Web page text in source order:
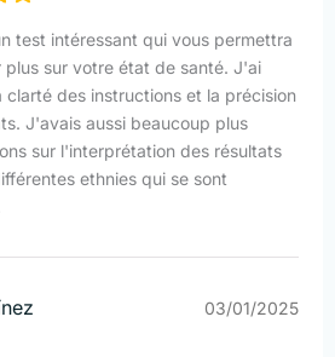
test intéressant qui vous permettra
plus sur votre état de santé. J'ai
clarté des instructions et la précision
J'avais aussi beaucoup plus
sur l'interprétation des résultats
ethnies qui se sont
03/01/2025